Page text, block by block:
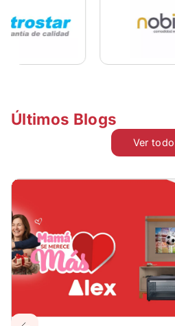
Últimos Blogs
Ver todo